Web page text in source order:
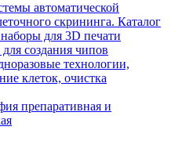
автоматической
скрининга. Каталог
для 3D печати
создания чипов
технологии,
клеток, очистка
препаративная и